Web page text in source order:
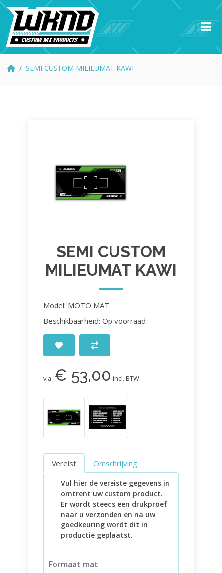
SEMI CUSTOM MILIEUMAT KAWI
SEMI CUSTOM
MILIEUMAT KAWI
Model: MOTO MAT
Beschikbaarheid: Op voorraad
v.a. € 53,00 incl. BTW
Vereist Omschrijving
Vul hier de vereiste gegevens in
omtrent uw custom product.
Er wordt steeds een drukproef
naar u verzonden en na uw
goedkeuring wordt dit in
productie geplaatst.
Formaat mat